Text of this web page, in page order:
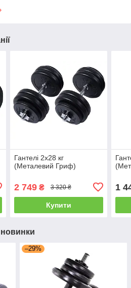
Гантелі 2х28 кг
(Металевий Гриф)
2 749₴ 3 320 ₴
Купити
1
новинки
–29%